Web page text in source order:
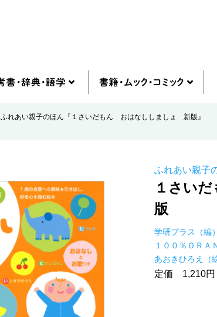
ふれあい親子のほん『１さいだもん おはなししましょ 新版』
ふれあい親子
１さい
版
学研プラス（編）
１００％ＯＲＡ
あおきひろえ（
定価 1,210円